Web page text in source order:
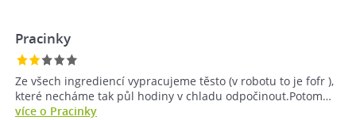
Pracinky
Ze všech ingrediencí vypracujeme těsto (v robotu to je fofr ),
které necháme tak půl hodiny v chladu odpočinout.Potom…
více o Pracinky